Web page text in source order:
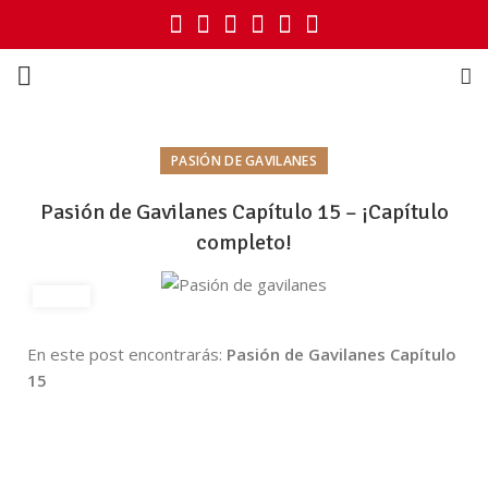
PASIÓN DE GAVILANES
Pasión de Gavilanes Capítulo 15 – ¡Capítulo
completo!
En este post encontrarás: Pasión de Gavilanes Capítulo
15